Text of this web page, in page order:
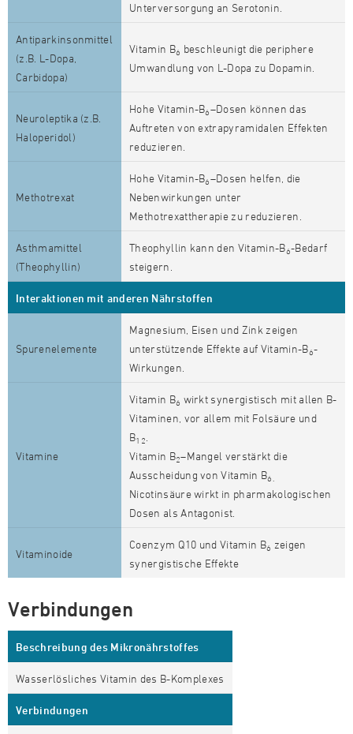
Unterversorgung an Serotonin.
Antiparkinsonmittel
(z.B. L-Dopa,
Carbidopa)
Vitamin B6 beschleunigt die periphere
Umwandlung von L-Dopa zu Dopamin.
Neuroleptika (z.B.
Haloperidol)
Hohe Vitamin-B6–Dosen können das
Auftreten von extrapyramidalen Effekten
reduzieren.
Methotrexat
Hohe Vitamin-B6–Dosen helfen, die
Nebenwirkungen unter
Methotrexattherapie zu reduzieren.
Asthmamittel
(Theophyllin)
Theophyllin kann den Vitamin-B6-Bedarf
steigern.
Interaktionen mit anderen Nährstoffen
Spurenelemente
Magnesium, Eisen und Zink zeigen
unterstützende Effekte auf Vitamin-B6-
Wirkungen.
Vitamine
Vitamin B6 wirkt synergistisch mit allen B-
Vitaminen, vor allem mit Folsäure und
B12
Vitamin B2–Mangel verstärkt die
Ausscheidung von Vitamin B6.
Nicotinsäure wirkt in pharmakologischen
Dosen als Antagonist.
Vitaminoide
Coenzym Q10 und Vitamin B6 zeigen
synergistische Effekte
Verbindungen
Beschreibung des Mikronährstoffes
Wasserlösliches Vitamin des B-Komplexes
Verbindungen